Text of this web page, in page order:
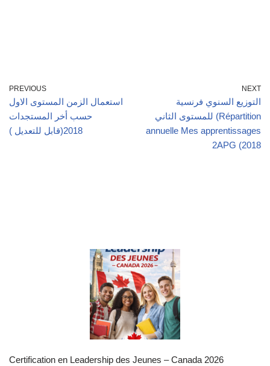
PREVIOUS
استعمال الزمن المستوى الاول
حسب أخر المستجدات
2018(قابل للتعديل )
NEXT
التوزيع السنوي فرنسية
للمستوى الثاني (Répartition
annuelle Mes apprentissages
2APG (2018
Certification en Leadership des Jeunes – Canada 2026